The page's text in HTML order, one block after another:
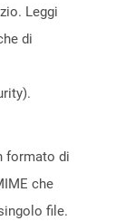
Leggi
di
formato di
che
file.